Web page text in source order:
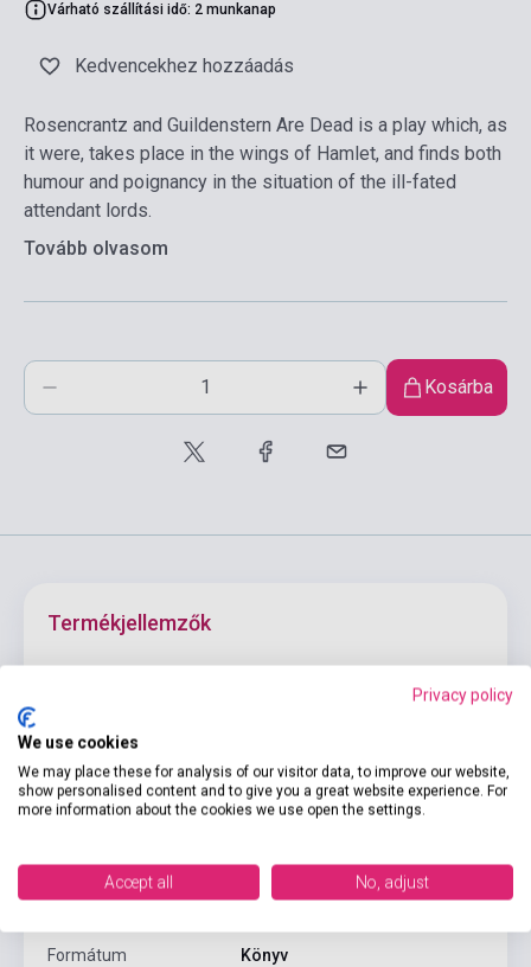
Várható szállítási idő: 2 munkanap
Kedvencekhez hozzáadás
Rosencrantz and Guildenstern Are Dead is a play which, as
it were, takes place in the wings of Hamlet, and finds both
humour and poignancy in the situation of the ill-fated
attendant lords.
Tovább olvasom
Kosárba
Termékjellemzők
Szerző
Oldalszám 128
Kiadó FABER & FABER
Formátum Könyv
Privacy policy
We use cookies
We may place these for analysis of our visitor data, to improve our website,
show personalised content and to give you a great website experience. For
more information about the cookies we use open the settings.
Accept all No, adjust